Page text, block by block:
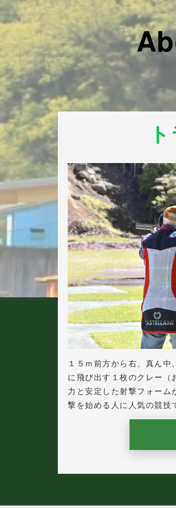
１５ｍ前方から右、真ん
に飛び出す１枚のクレー
力と安定した射撃フォーム
撃を始める人に人気の競技